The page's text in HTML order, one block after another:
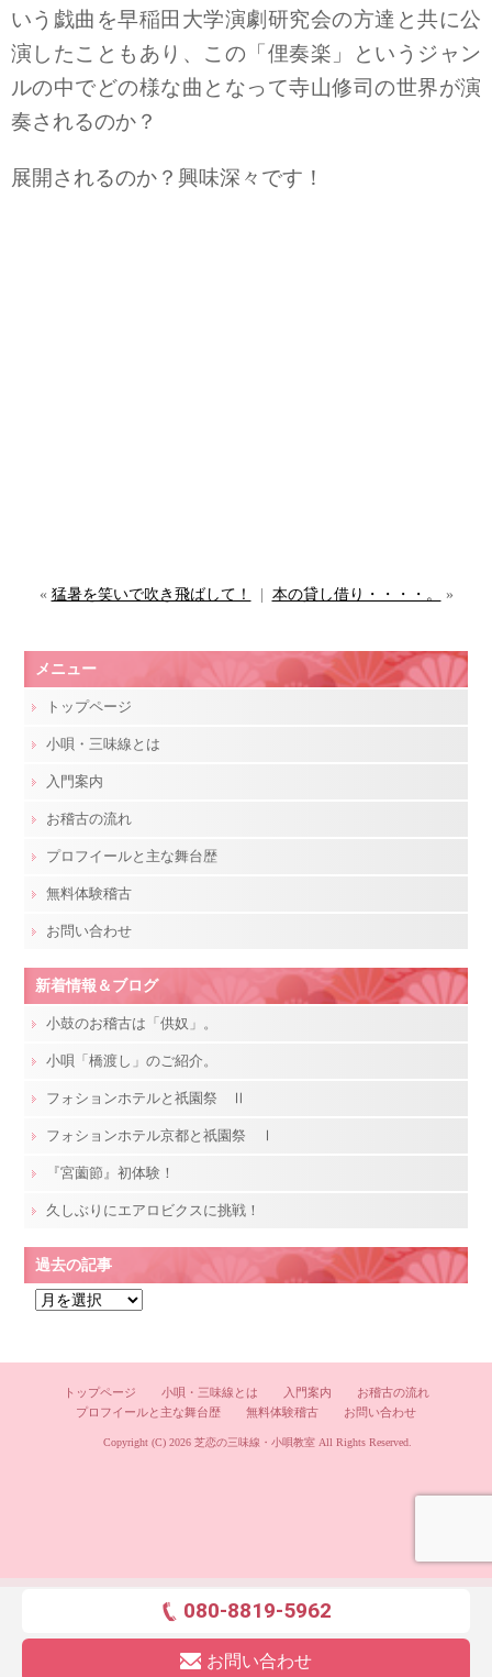
いう戯曲を早稲田大学演劇研究会の方達と共に公
演したこともあり、この「俚奏楽」というジャン
ルの中でどの様な曲となって寺山修司の世界が演
奏されるのか？
展開されるのか？興味深々です！
« 猛暑を笑いで吹き飛ばして！ 本の貸し借り・・・・。 »
メニュー
トップページ
小唄・三味線とは
入門案内
お稽古の流れ
プロフイールと主な舞台歴
無料体験稽古
お問い合わせ
新着情報＆ブログ
小鼓のお稽古は「供奴」。
小唄「橋渡し」のご紹介。
フォションホテルと祇園祭 Ⅱ
フォションホテル京都と祇園祭 Ⅰ
『宮薗節』初体験！
久しぶりにエアロビクスに挑戦！
過去の記事
トップページ 小唄・三味線とは 入門案内
お稽古の流れ
プロフイールと主な舞台歴
無料体験稽古 お問い合わせ
Copyright (C) 2026 芝恋の三味線・小唄教室All Rights Reserved.
080-8819-5962
お問い合わせ